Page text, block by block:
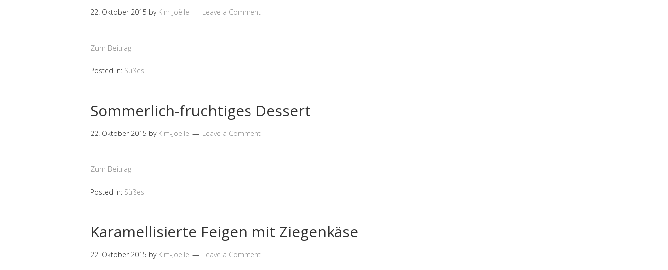
22. Oktober 2015 by Kim-Joëlle Leave a Comment
Zum Beitrag
Posted in: Süßes
Sommerlich-fruchtiges Dessert
22. Oktober 2015 by Kim-Joëlle Leave a Comment
Zum Beitrag
Posted in: Süßes
Karamellisierte Feigen mit Ziegenkäse
22. Oktober 2015 by Kim-Joëlle Leave a Comment